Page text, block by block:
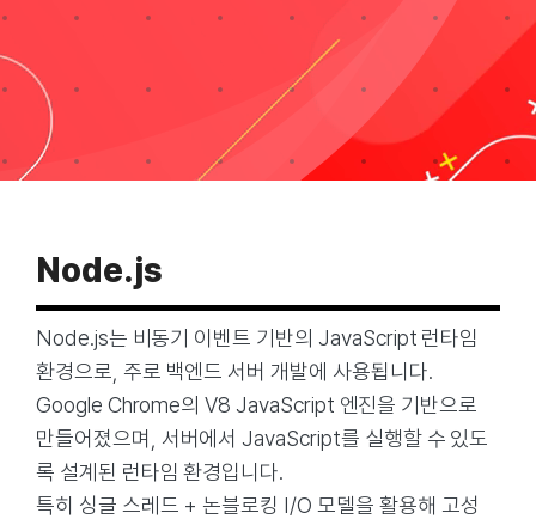
블로그
Taxonomies
Search
Node.js
Node.js는 비동기 이벤트 기반의 JavaScript 런타임
환경으로, 주로 백엔드 서버 개발에 사용됩니다.
Google Chrome의 V8 JavaScript 엔진을 기반으로
만들어졌으며, 서버에서 JavaScript를 실행할 수 있도
록 설계된 런타임 환경입니다.
특히 싱글 스레드 + 논블로킹 I/O 모델을 활용해 고성